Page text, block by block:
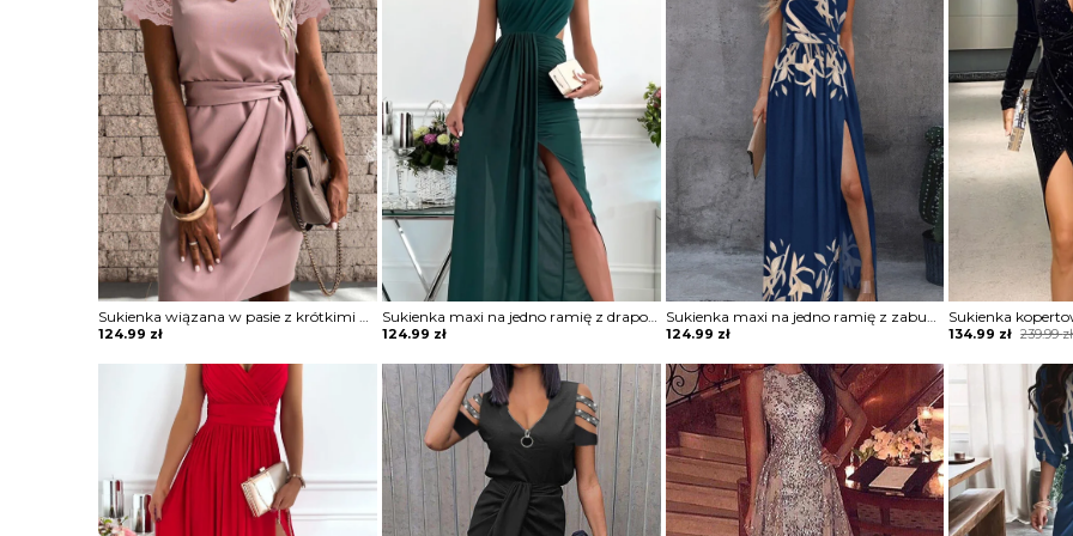
124.99 zł
Sukienka maxi na jedno ramię z drapowaniem
124.99 zł 124.99 zł 239.99zł
Original
was:
239.99 zł.
134.99 zł
Current
is:
134.99 zł.